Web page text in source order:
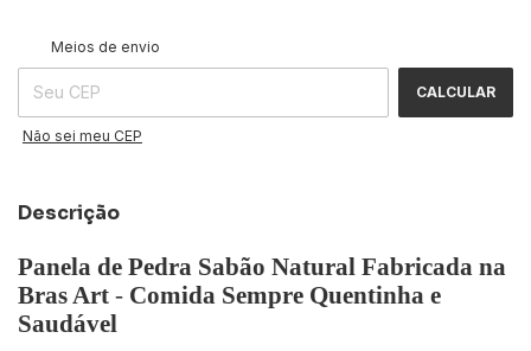
Entregas para o CEP:
Meios de envio
CALCULAR
Não sei meu CEP
Descrição
Panela de Pedra Sabão Natural Fabricada na
Bras Art - Comida Sempre Quentinha e
Saudável